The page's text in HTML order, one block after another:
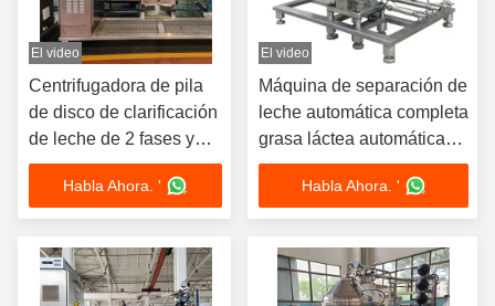
El video
Centrifugadora de pila
de disco de clarificación
de leche de 2 fases y
desengrasamiento de 3
fasesHabla Ahora. '
El video
Máquina de separación de
leche automática completa
grasa láctea automática
automática clarificador de
Habla Ahora. '